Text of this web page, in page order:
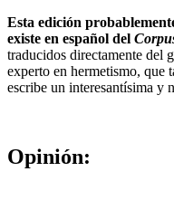
Esta edición
existe en español del
traducidos directamente del
experto en hermetismo, que
escribe un interesantísima y
Opinión: